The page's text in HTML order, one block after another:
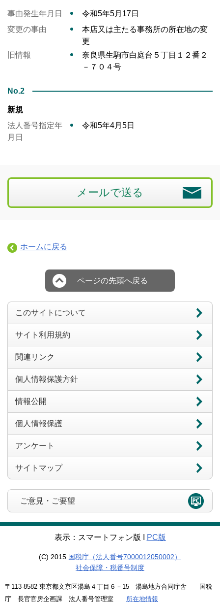
事由発生年月日
令和5年5月17日
変更の事由
本店又は主たる事務所の所在地の変
更
旧情報
奈良県生駒市白庭台５丁目１２番２
－７０４号
No.2
新規
法人番号指定年
月日
令和5年4月5日
メールで送る
ホームに戻る
ページの先頭へ戻る
このサイトについて
サイト利用規約
関連リンク
個人情報保護方針
情報公開
個人情報保護
アンケート
サイトマップ
ご意見・ご要望
表示：スマートフォン版 Ι PC版
(C) 2015 国税庁（法人番号7000012050002）
社会保障・税番号制度
〒113-8582 東京都文京区湯島４丁目６－15 湯島地方合同庁舎 国税
庁 長官官房企画課 法人番号管理室 所在地情報